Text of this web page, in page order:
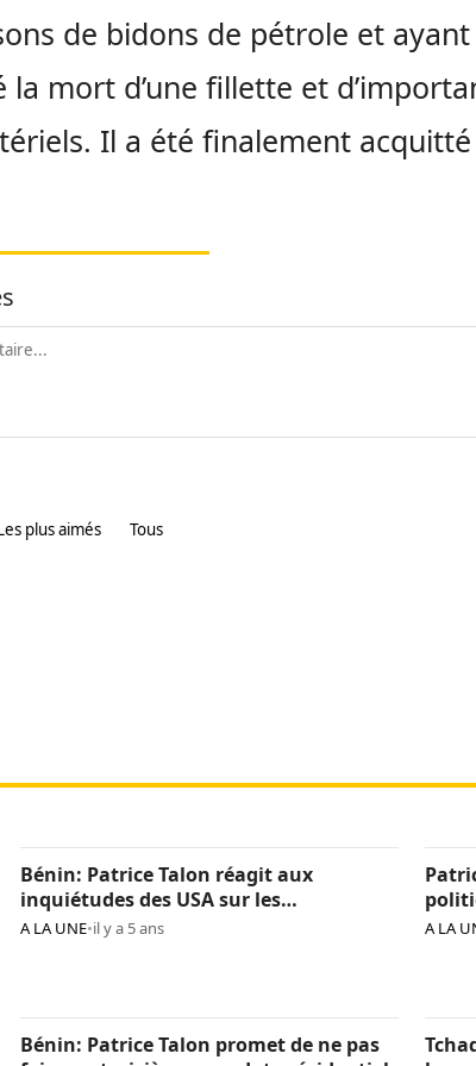
de bidons de pétrole et ayant
la mort d’une fillette et
Il a été finalement
plus aimés Tous
Bénin: Patrice Talon réagit aux
inquiétudes des USA sur les
« arrestations d’opposants »
A LA UNE•il y a 5 ans A LA
Bénin: Patrice Talon promet de ne pas